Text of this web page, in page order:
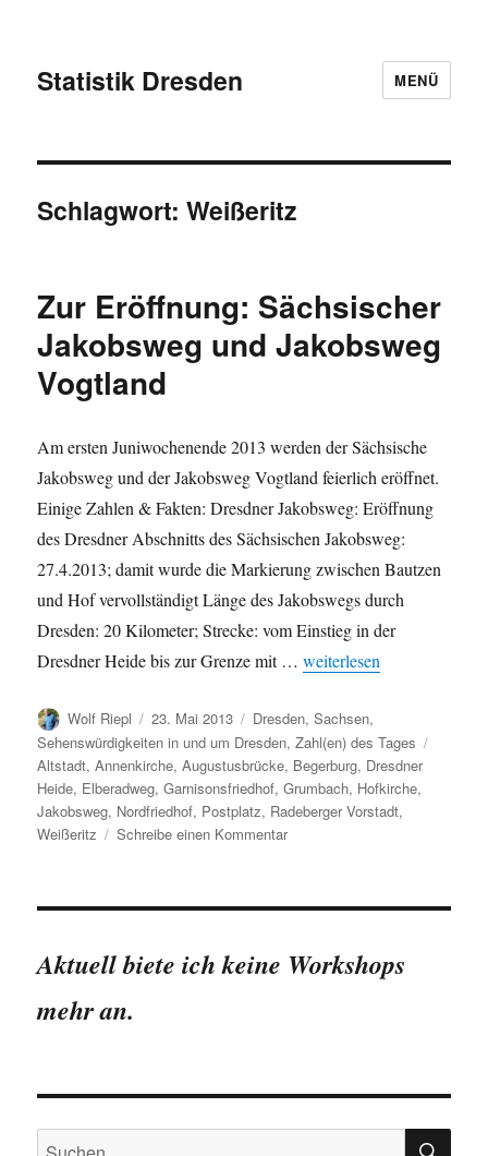
Statistik Dresden MENÜ
Schlagwort:Weißeritz
Zur Eröffnung: Sächsischer
Jakobsweg und Jakobsweg
Vogtland
Am ersten Juniwochenende 2013 werden der Sächsische
Jakobsweg und der Jakobsweg Vogtland feierlich eröffnet.
Einige Zahlen & Fakten: Dresdner Jakobsweg: Eröffnung
des Dresdner Abschnitts des Sächsischen Jakobsweg:
27.4.2013; damit wurde die Markierung zwischen Bautzen
und Hof vervollständigt Länge des Jakobswegs durch
Dresden: 20 Kilometer; Strecke: vom Einstieg in der
Dresdner Heide bis zur Grenze mit …„Zur Eröffnung:
weiterlesen
Autor
Wolf Riepl
Veröffentlicht
am
23. Mai 2013 Kategorien
Dresden,Sachsen,
Sehenswürdigkeiten in und um Dresden,Zahl(en) des Tages
Altstadt,Annenkirche,Augustusbrücke, Begerburg, Dresdner
Heide, Elberadweg,Garnisonsfriedhof,Grumbach, Hofkirche,
Jakobsweg, Nordfriedhof, Postplatz, Radeberger Vorstadt,
Weißeritz
Schreibe einen Kommentarzu
Sächsischer
Jakobsweg
Aktuell biete ich keine Workshops
mehr an.
Suchen